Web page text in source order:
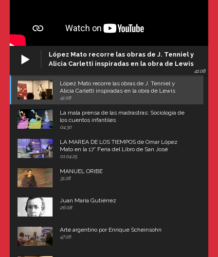
López Mato recorre las obras de J. Tenniel y
Alicia Carletti inspiradas en la obra de Lewis
41:08
López Mato recorre las obras de J. Tenniel y
Alicia Carletti inspiradas en la obra de Lewis
Carroll
41:08
La mala prensa de las madrastras: Sociología de
los cuentos infantiles
04:30
LA MAREA DE LOS TIEMPOS de Omar López
Mato en la 17° Feria del Libro de San José
(Uruguay)
01:04:25
MANUEL ORIBE
31:28
Juan María Gutiérrez
26:08
Arte argentino por Enrique Scheinsohn
47:26